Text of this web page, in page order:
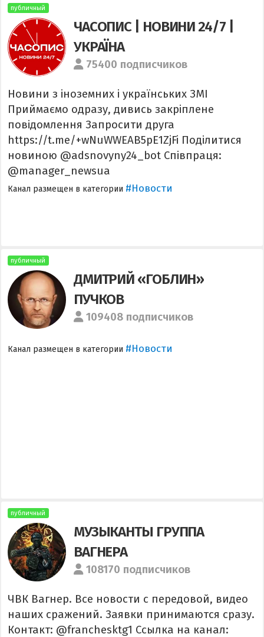
публичный
ЧАСОПИС | НОВИНИ 24/7 |
УКРАЇНА
75400 подписчиков
Новини з іноземних і українських ЗМІ
Приймаємо одразу, дивись закріплене
повідомлення Запросити друга
https://t.me/+wNuWWEAB5pE1ZjFi Поділитися
новиною @adsnovyny24_bot Співпраця:
@manager_newsua
Канал размещен в категории #Новости
публичный
ДМИТРИЙ «ГОБЛИН»
ПУЧКОВ
109408 подписчиков
Канал размещен в категории #Новости
публичный
МУЗЫКАНТЫ ГРУППА
ВАГНЕРА
108170 подписчиков
ЧВК Вагнер. Все новости с передовой, видео
наших сражений. Заявки принимаются сразу.
Контакт: @franchesktg1 Ссылка на канал: